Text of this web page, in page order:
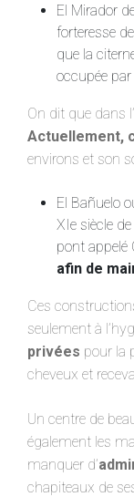
El Mirador
forteresse
que la
occupée
On dit que dans
Actuellement,
environs et son
El Bañuelo
XIe siècle
pont appelé
afin de
Ces
seulement à
privées pour la
cheveux et
Un centre de
également les
manquer d’
chapiteaux de